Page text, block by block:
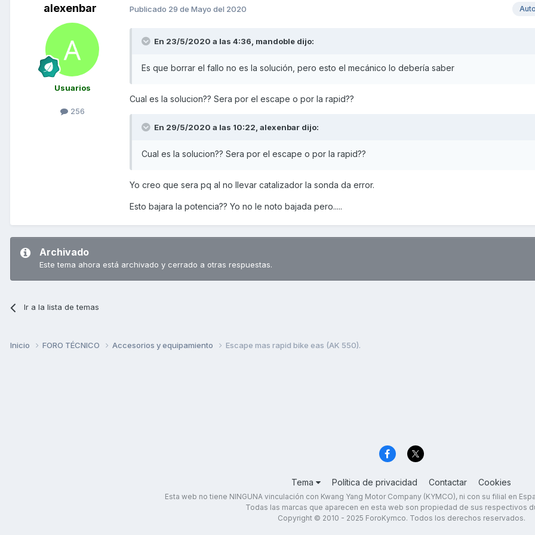
alexenbar
Usuarios
256
Publicado 29 de Mayo del 2020
En 23/5/2020 a las 4:36, mandoble dijo:
Es que borrar el fallo no es la solución, pero esto el mecánico lo debería saber
Cual es la solucion?? Sera por el escape o por la rapid??
En 29/5/2020 a las 10:22, alexenbar dijo:
Cual es la solucion?? Sera por el escape o por la rapid??
Yo creo que sera pq al no llevar catalizador la sonda da error.
Esto bajara la potencia?? Yo no le noto bajada pero.....
Archivado
Este tema ahora está archivado y cerrado a otras respuestas.
Ir a la lista de temas
Inicio FORO TÉCNICO Accesorios y equipamiento Escape mas rapid bike eas (AK 550).
Tema Política de privacidad Contactar Cookies
Esta web no tiene NINGUNA vinculación con Kwang Yang Motor Company (KYMCO), ni con su filial en
Todas las marcas que aparecen en esta web son propiedad de sus respectivos
Copyright © 2010 - 2025 ForoKymco. Todos los derechos reservados.